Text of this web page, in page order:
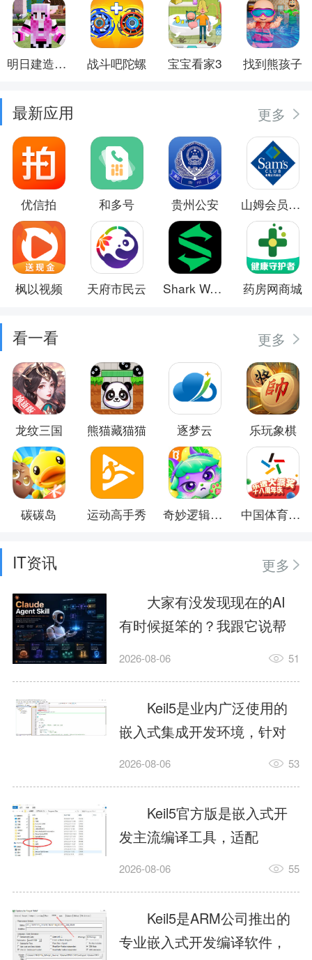
明日建造大师 战斗吧陀螺 宝宝看家3 找到熊孩子
最新应用 更多
优信拍 和多号 贵州公安 山姆会员商店
枫以视频 天府市民云 Shark Wear 药房网商城
看一看 更多
龙纹三国 熊猫藏猫猫 逐梦云 乐玩象棋
碳碳岛 运动高手秀 奇妙逻辑训练 中国体育彩票
IT资讯
更多
大家有没发现现在的AI
有时候挺笨的？我跟它说帮
我订个明天早上的闹钟，它
这样？因为AI，就是个只会
耍嘴皮子的书呆子。它脑子
里有海量知识，但没有真正
激发出来实力。而
AgentSkill，就是给AI大脑装
上的一双机械手，它真的能
解决很多问题。1什么是
AgentSkillSkill指...
2026-08-06 51
Keil5是业内广泛使用的
嵌入式集成开发环境，针对
ARM、51内核单片机提供编
力，代码编译稳定，调试工
具成熟，大量开源项目基于
该平台开发。新项目需要单
独下载对应芯片支持包，新
手配置难度较高，正版商业
授权费用不菲，未授权版本
存在程序容量限制，适合硬
2026-08-06 53
Keil5官方版是嵌入式开
发主流编译工具，适配
STM32、51单片机等多款芯
在线调试、代码仿真，兼容
众多厂商芯片安装包。软件
需要手动添加器件库，初次
2026-08-06 55
Keil5是ARM公司推出的
专业嵌入式开发编译软件，